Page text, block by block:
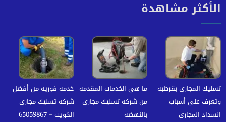
الأكثر مشاهدة
تسليك المجاري بقرطبة
وتعرف على أسباب
انسداد المجاري
ما هي الخدمات المقدمة
من شركة تسليك مجاري
بالنهضة
خدمة فورية من أفضل
شركة تسليك مجاري
الكويت – 65059867